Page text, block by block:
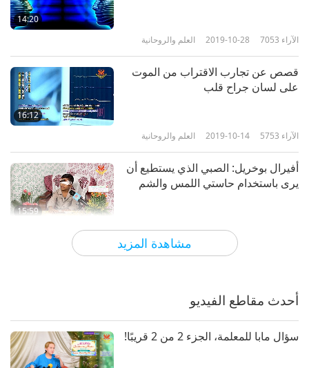
مشاهدة المزيد
14:20
العلم والروحانية 2019-10-28 7053 الآراء
16:12
قصص عن تجارب الاقتراب من الموت
على لسان جراح قلب
العلم والروحانية 2019-10-14 5753 الآراء
15:59
أفيرال بوخريل: الصبي الذي يستطيع أن
يرى باستخدام حاستي اللمس والشم
العلم والروحانية 2019-10-11
أحدث مقاطع الفيديو
سؤال مابا للمعلمة، الجزء 2 من 2 قريبًا!